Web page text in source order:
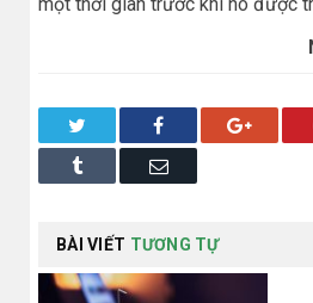
một thời gian trước khi nó được
Facebook
Tumblr Email
BÀI VIẾT TƯƠNG TỰ